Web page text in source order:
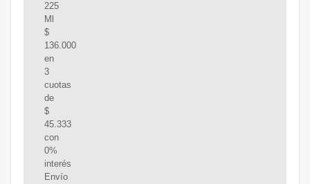
225
Ml
$
136.000
en
3
cuotas
de
$
45.333
con
0%
interés
Envío